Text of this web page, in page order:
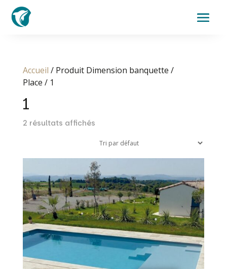
Accueil / Produit Dimension banquette /
Place / 1
1
2 résultats affichés